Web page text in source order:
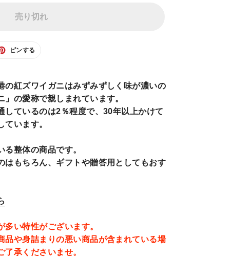
売り切れ
ピンする
の紅ズワイガニはみずみずしく味が濃いの
の愛称で親しまれています。
しているのは2％程度で、30年以上かけて
います。
整体の商品です。
はもちろん、ギフトや贈答用としてもおす
い特性がございます。
品や身詰まりの悪い商品が含まれている場
承くださいませ。